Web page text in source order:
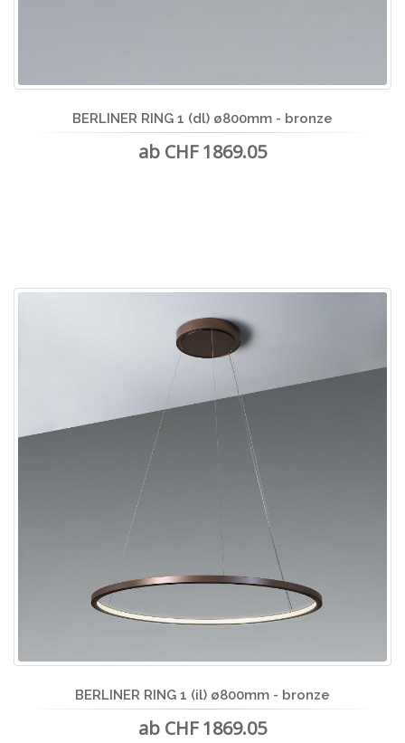
BERLINER RING 1 (dl) ø800mm - bronze
ab CHF 1869.05
BERLINER RING 1 (il) ø800mm - bronze
ab CHF 1869.05